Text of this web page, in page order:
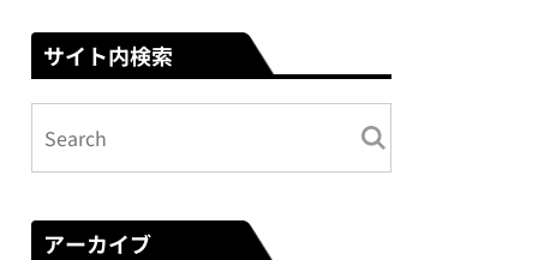
サイト内検索
アーカイブ